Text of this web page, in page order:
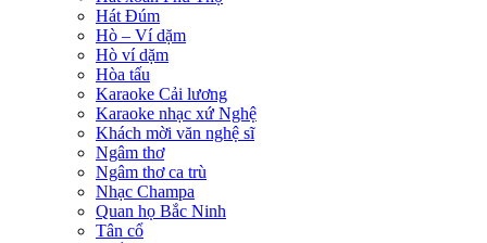
Hát Đúm
Hò – Ví dặm
Hò ví dặm
Hòa tấu
Karaoke Cải lương
Karaoke nhạc xứ Nghệ
Khách mời văn nghệ sĩ
Ngâm thơ
Ngâm thơ ca trù
Nhạc Champa
Quan họ Bắc Ninh
Tân cổ